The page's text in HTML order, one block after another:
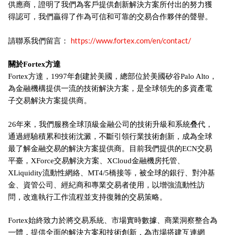
供應商，證明了我們為客戶提供創新解決方案所付出的努力獲
得認可，我們贏得了作為可信和可靠的交易合作夥伴的聲譽。
請聯系我們留言： https://www.fortex.com/en/contact/
關於Fortex方達
Fortex方達，1997年創建於美國，總部位於美國矽谷Palo Alto，
為金融機構提供一流的技術解決方案，是全球領先的多資產電
子交易解決方案提供商。
26年來，我們服務全球頂級金融公司的技術升級和系統叠代，
通過經驗積累和技術沈澱，不斷引領行業技術創新，成為全球
最了解金融交易的解決方案提供商。目前我們提供的ECN交易
平臺，XForce交易解決方案、XCloud金融機房托管、
XLiquidity流動性網絡、MT4/5橋接等，被全球的銀行、對沖基
金、資管公司、經紀商和專業交易者使用，以增強流動性訪
問，改進執行工作流程並支持復雜的交易策略。
Fortex始終致力於將交易系統、市場實時數據、商業洞察整合為
一體，提供全面的解決方案和技術創新，為市場搭建互連網